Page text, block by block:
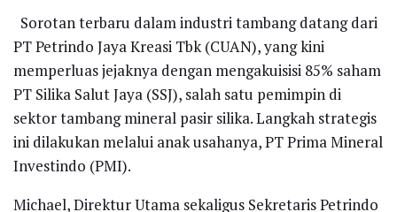
Sorotan terbaru dalam industri tambang datang dari
PT Petrindo Jaya Kreasi Tbk (CUAN), yang kini
memperluas jejaknya dengan mengakuisisi 85% saham
PT Silika Salut Jaya (SSJ), salah satu pemimpin di
sektor tambang mineral pasir silika. Langkah strategis
ini dilakukan melalui anak usahanya, PT Prima Mineral
Investindo (PMI).
Michael, Direktur Utama sekaligus Sekretaris Petrindo